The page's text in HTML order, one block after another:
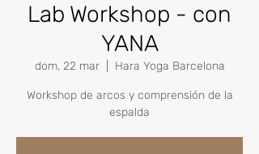
Lab Workshop - con
YANA
dom, 22 mar
  |
Hara Yoga Barcelona
Workshop de arcos y comprensión de la
espalda